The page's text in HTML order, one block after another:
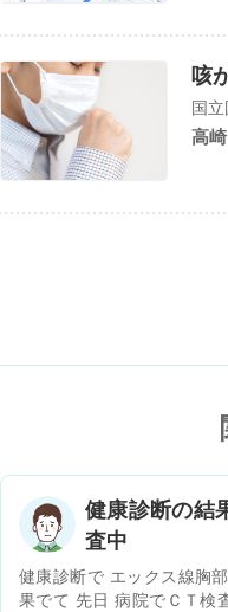
咳
高
健康診断の結
査中
健康診断で エックス線胸
果でて 先日 病院でＣＴ検